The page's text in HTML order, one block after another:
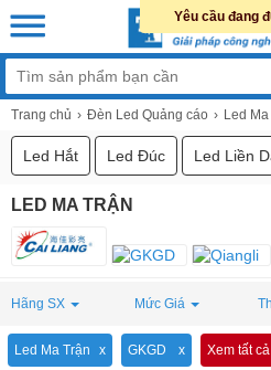
Trang chủ Đèn Led Quảng cáo Led
Led Hắt Led Đúc Led Liền
LED MA TRẬN
Hãng SX Mức Giá
Led Ma Trận GKGD Xem tất cả
Yêu cầu đang